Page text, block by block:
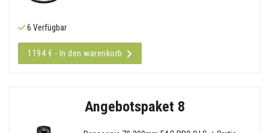
6 Verfügbar
1194 € - In den warenkorb
Angebotspaket 8